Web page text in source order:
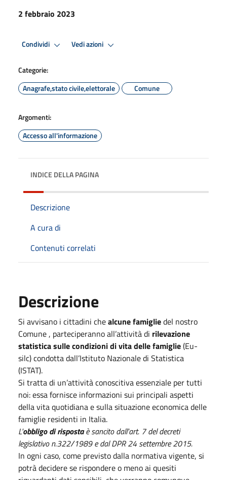
2 febbraio 2023
Condividi Vedi azioni
Categorie:
Anagrafe,stato civile,elettorale
Comune
Argomenti:
Accesso all'informazione
INDICE DELLA PAGINA
Descrizione
A cura di
Contenuti correlati
Descrizione
Si avvisano i cittadini chealcune famigliedel nostro
Comune , parteciperanno all’attività di rilevazione
statistica sulle condizioni di vita delle famiglie(Eu-
silc) condotta dall’Istituto Nazionale di Statistica
(ISTAT).
Si tratta di un’attività conoscitiva essenziale per tutti
noi: essa fornisce informazioni sui principali aspetti
della vita quotidiana e sulla situazione economica delle
famiglie residenti in Italia.
L'obbligo di rispostaè sancito dall'art. 7 del decreti
legislativo n.322/1989 e dal DPR 24 settembre 2015.
In ogni caso, come previsto dalla normativa vigente, si
potrà decidere se rispondere o meno ai quesiti